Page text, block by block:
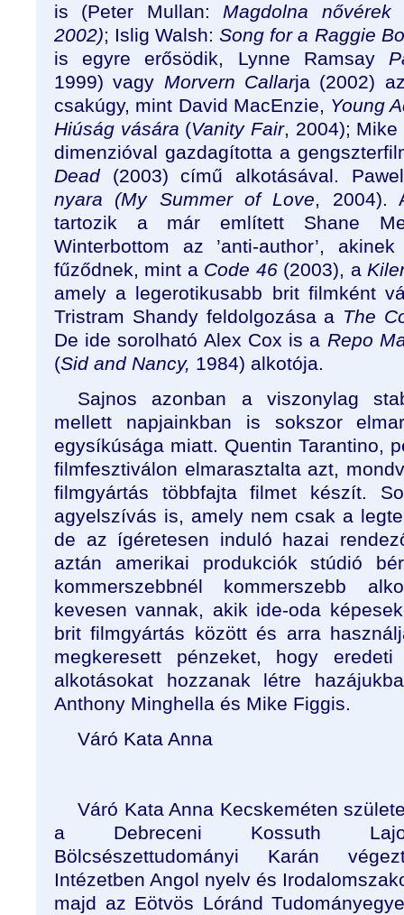
is (Peter Mullan: Magdolna
2002); Islig Walsh:Song for a Raggie
is egyre erősödik, Lynne Ramsay
1999) vagy Morvern Callarja (2002)
csakúgy, mint David MacEnzie, Young
Hiúság vására (Vanity Fair, 2004);
dimenzióval gazdagította a
Dead (2003) című alkotásával.
nyara (My Summer of Love, 2004).
tartozik a már említett Shane
Winterbottom az ’anti-author’,
fűződnek, mint a Code 46 (2003), a
amely a legerotikusabb brit filmként
Tristram Shandy feldolgozása a The
De ide sorolható Alex Cox is a Repo
(Sid and Nancy, 1984) alkotója.
Sajnos azonban a viszonylag
mellett napjainkban is sokszor
egysíkúsága miatt. Quentin Tarantino,
filmfesztiválon elmarasztalta azt,
filmgyártás többfajta filmet készít.
agyelszívás is, amely nem csak a
de az ígéretesen induló hazai
aztán amerikai produkciók stúdió
kommerszebbnél kommerszebb
kevesen vannak, akik ide-oda
brit filmgyártás között és arra
megkeresett pénzeket, hogy
alkotásokat hozzanak létre
Anthony Minghella és Mike Figgis.
Váró Kata Anna
Váró Kata Anna Kecskeméten
a Debreceni Kossuth Lajos
Bölcsészettudományi Karán
Intézetben Angol nyelv és
majd az Eötvös Lóránd